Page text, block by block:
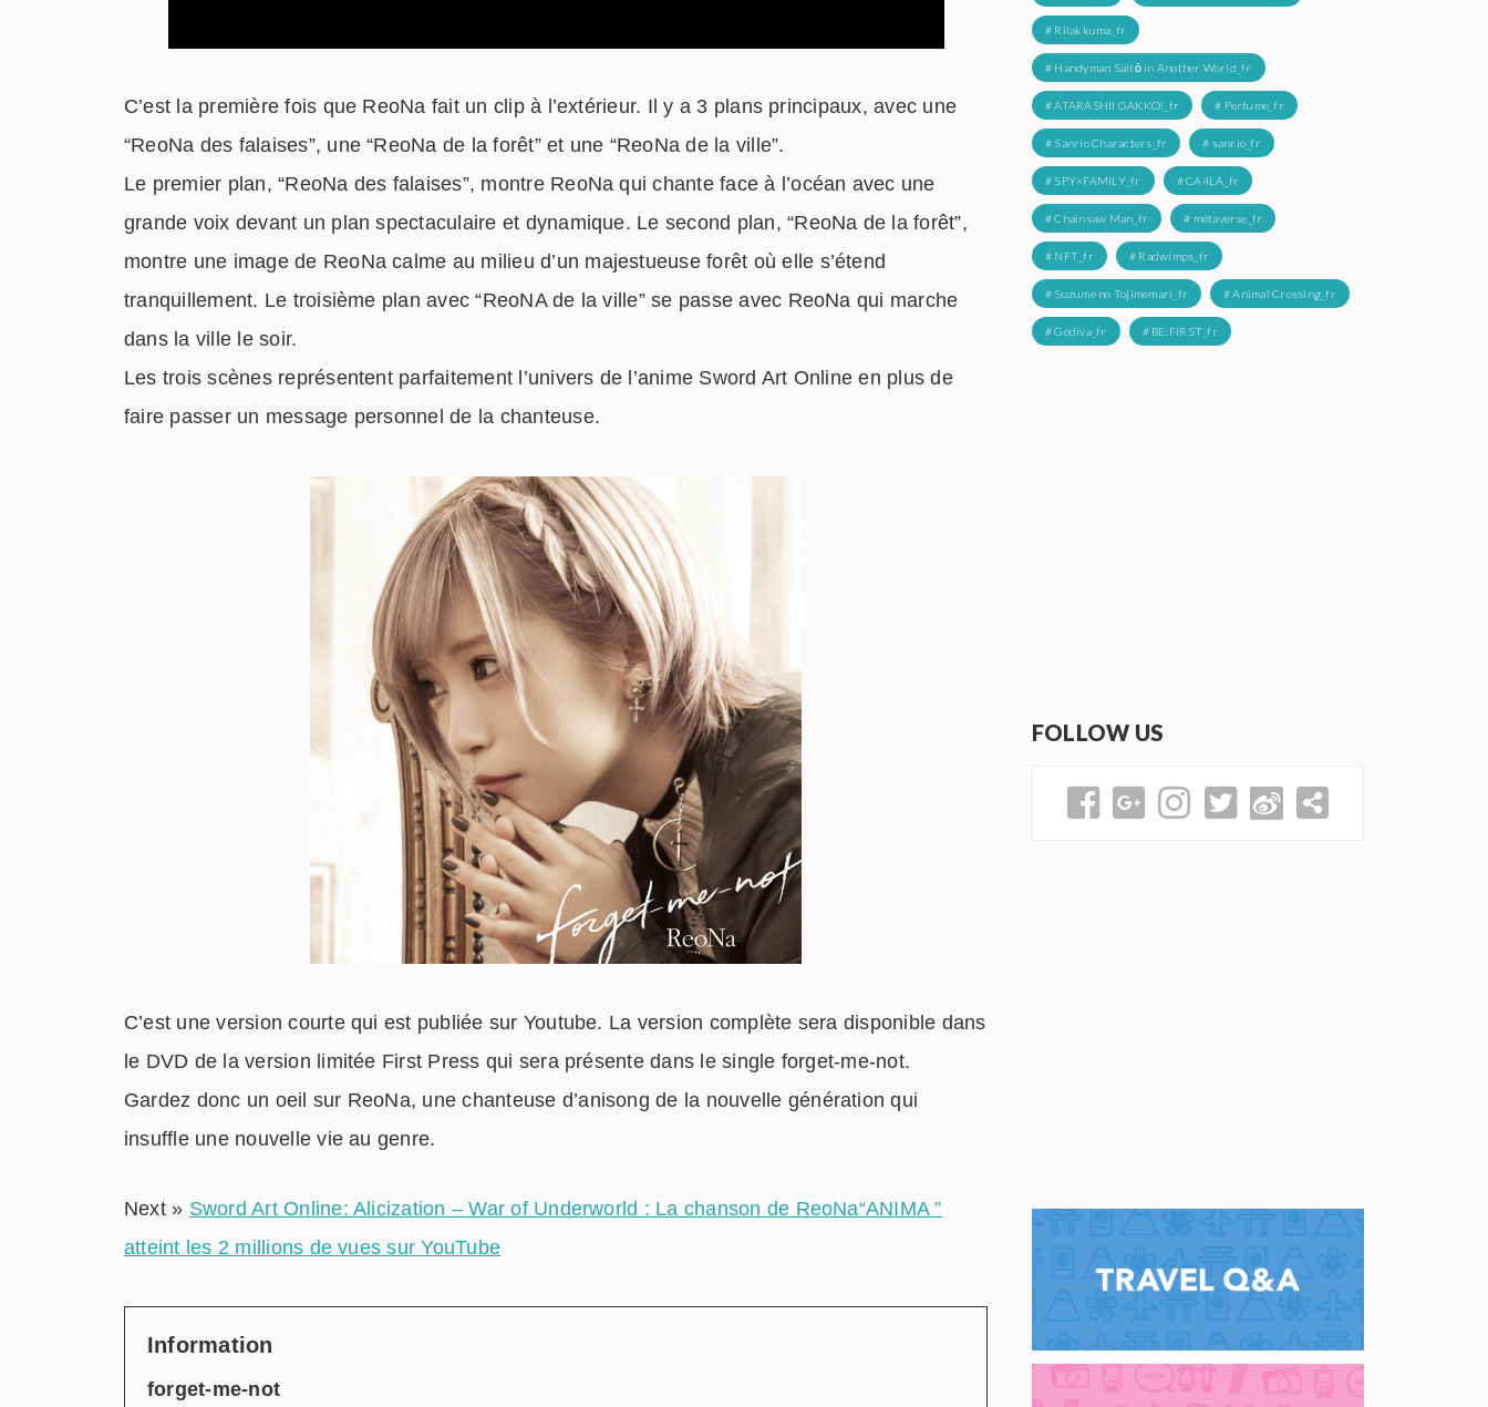
C’est la première fois que ReoNa fait un clip à l’extérieur. Il y a 3 plans principaux, avec une
“ReoNa des falaises”, une “ReoNa de la forêt” et une “ReoNa de la ville”.
Le premier plan, “ReoNa des falaises”, montre ReoNa qui chante face à l’océan avec une
grande voix devant un plan spectaculaire et dynamique. Le second plan, “ReoNa de la forêt”,
montre une image de ReoNa calme au milieu d’un majestueuse forêt où elle s’étend
tranquillement. Le troisième plan avec “ReoNA de la ville” se passe avec ReoNa qui marche
dans la ville le soir.
Les trois scènes représentent parfaitement l’univers de l’anime Sword Art Online en plus de
faire passer un message personnel de la chanteuse.
C’est une version courte qui est publiée sur Youtube. La version complète sera disponible dans
le DVD de la version limitée First Press qui sera présente dans le single forget-me-not.
Gardez donc un oeil sur ReoNa, une chanteuse d’anisong de la nouvelle génération qui
insuffle une nouvelle vie au genre.
Next » Sword Art Online: Alicization – War of Underworld : La chanson de ReoNa“ANIMA ”
atteint les 2 millions de vues sur YouTube
Information
forget-me-not
# Rilakkuma_fr
# Handyman Saitō in Another World_fr
# ATARASHII GAKKO!_fr # Perfume_fr
# Sanrio Characters_fr # sanrio_fr
# SPY×FAMILY_fr # CA4LA_fr
# Chainsaw Man_fr # métaverse_fr
# NFT_fr # Radwimps_fr
# Suzume no Tojimemari_fr # Animal Crossing_fr
# Godiva_fr # BE:FIRST_fr
FOLLOW US